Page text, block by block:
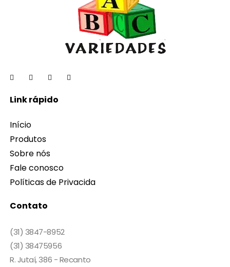
Link rápido
Início
Produtos
Sobre nós
Fale conosco
Políticas de Privacida
Contato
(31) 3847-8952
(31) 38475956
R. Jutaí, 386 - Recanto